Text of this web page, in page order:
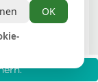
OK